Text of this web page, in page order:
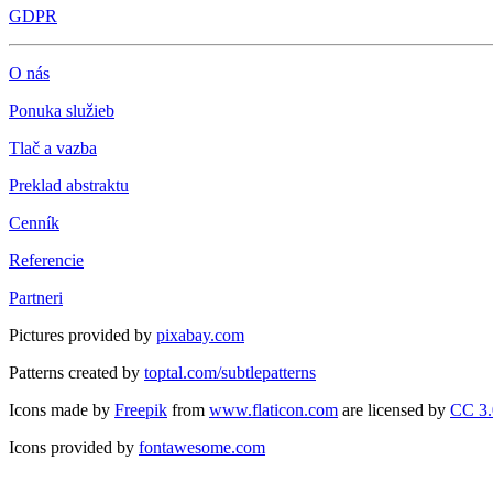
GDPR
O nás
Ponuka služieb
Tlač a vazba
Preklad abstraktu
Cenník
Referencie
Partneri
Pictures provided by pixabay.com
Patterns created by toptal.com/subtlepatterns
Icons made by Freepik from www.flaticon.com are licensed by CC
Icons provided by fontawesome.com